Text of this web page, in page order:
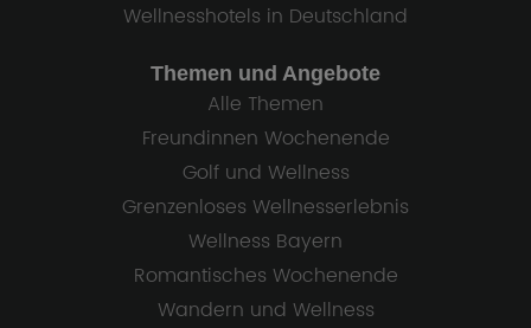
Wellnesshotels in Deutschland
Themen und Angebote
Alle Themen
Freundinnen Wochenende
Golf und Wellness
Grenzenloses Wellnesserlebnis
Wellness Bayern
Romantisches Wochenende
Wandern und Wellness